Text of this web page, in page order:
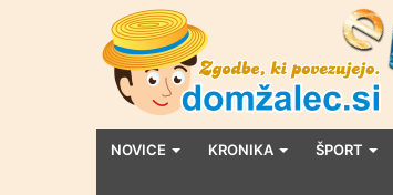
NOVICE KRONIKA ŠPORT